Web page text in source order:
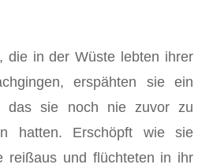
die in der Wüste lebten ihrer
erspähten sie ein
das sie noch nie zuvor zu
hatten. Erschöpft wie sie
reißaus und flüchteten in ihr